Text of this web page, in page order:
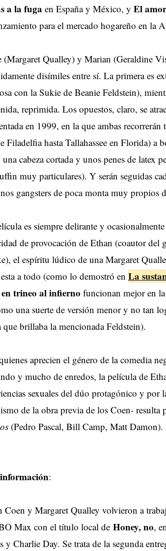
a la fuga en España y México, y El
para el mercado hogareño en la
(Margaret Qualley) y Marian (Geraldine
disímiles entre sí. La primera es
con la Sukie de Beanie Feldstein),
reprimida. Los opuestos, claro, se
en 1999, en la que ambas
Filadelfia hasta Tallahassee en Florida) a
una cabeza cortada y unos penes de latex
muy particulares). Y serán seguidas
gangsters de poca monta muy propios
es siempre delirante y
de provocación de Ethan (coautor
el espíritu lúdico de una Margaret
a todo (como lo demostró en La
trineo al infierno funcionan mejor en la
una suerte de versión menor y no tan
que brillaba la mencionada Feldstein).
aprecien el género de la comedia
y mucho de enredos, la película de
sexuales del dúo protagónico y por
de la obra previa de los Coen-
(Pedro Pascal, Bill Camp, Matt
:
Coen y Margaret Qualley volvieron a
Max con el título local de Honey, no,
y Charlie Day. Se trata de la segunda